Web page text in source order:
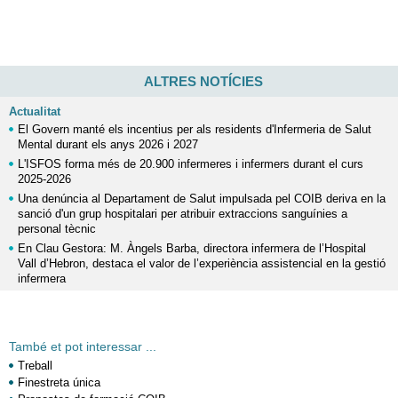
ALTRES NOTÍCIES
Actualitat
El Govern manté els incentius per als residents d'Infermeria de Salut
Mental durant els anys 2026 i 2027
L'ISFOS forma més de 20.900 infermeres i infermers durant el curs
2025-2026
Una denúncia al Departament de Salut impulsada pel COIB deriva en la
sanció d'un grup hospitalari per atribuir extraccions sanguínies a
personal tècnic
En Clau Gestora: M. Àngels Barba, directora infermera de l’Hospital
Vall d’Hebron, destaca el valor de l’experiència assistencial en la gestió
infermera
També et pot interessar ...
Treball
Finestreta única